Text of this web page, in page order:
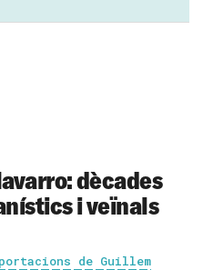
dècades
i veïnals
de Guillem